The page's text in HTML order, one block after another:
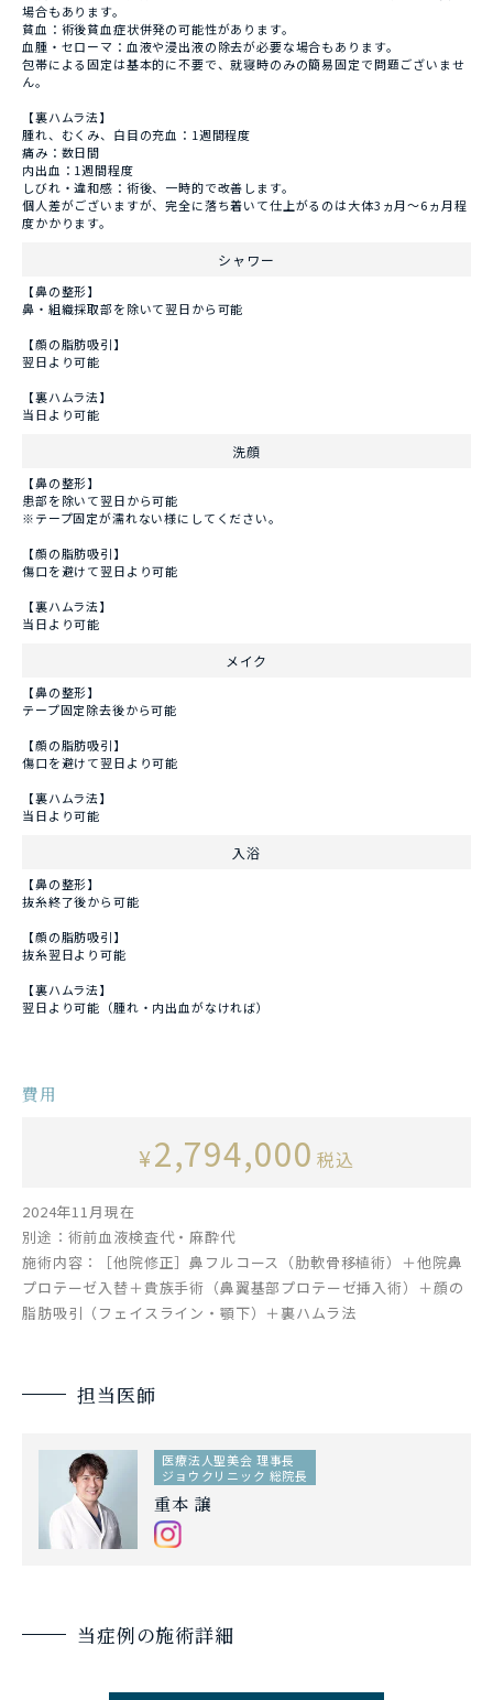
場合もあります。
貧血：術後貧血症状併発の可能性があります。
血腫・セローマ：血液や浸出液の除去が必要な場合もあります。
包帯による固定は基本的に不要で、就寝時のみの簡易固定で問題ございませ
ん。
【裏ハムラ法】
腫れ、むくみ、白目の充血：1週間程度
痛み：数日間
内出血：1週間程度
しびれ・違和感：術後、一時的で改善します。
個人差がございますが、完全に落ち着いて仕上がるのは大体3ヵ月～6ヵ月程
度かかります。
シャワー
【鼻の整形】
鼻・組織採取部を除いて翌日から可能
【顔の脂肪吸引】
翌日より可能
【裏ハムラ法】
当日より可能
洗顔
【鼻の整形】
患部を除いて翌日から可能
※テープ固定が濡れない様にしてください。
【顔の脂肪吸引】
傷口を避けて翌日より可能
【裏ハムラ法】
当日より可能
メイク
【鼻の整形】
テープ固定除去後から可能
【顔の脂肪吸引】
傷口を避けて翌日より可能
【裏ハムラ法】
当日より可能
入浴
【鼻の整形】
抜糸終了後から可能
【顔の脂肪吸引】
抜糸翌日より可能
【裏ハムラ法】
翌日より可能（腫れ・内出血がなければ）
費用
¥2,794,000 税込
2024年11月現在
別途：術前血液検査代・麻酔代
施術内容：［他院修正］鼻フルコース（肋軟骨移植術）＋他院鼻
プロテーゼ入替＋貴族手術（鼻翼基部プロテーゼ挿入術）＋顔の
脂肪吸引（フェイスライン・顎下）＋裏ハムラ法
担当医師
医療法人聖美会 理事長
ジョウクリニック 総院長
重本 譲
当症例の施術詳細